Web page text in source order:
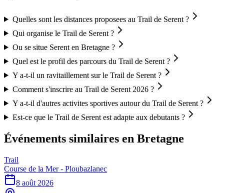
Quelles sont les distances proposees au Trail de Serent ?
Qui organise le Trail de Serent ?
Ou se situe Serent en Bretagne ?
Quel est le profil des parcours du Trail de Serent ?
Y a-t-il un ravitaillement sur le Trail de Serent ?
Comment s'inscrire au Trail de Serent 2026 ?
Y a-t-il d'autres activites sportives autour du Trail de Serent ?
Est-ce que le Trail de Serent est adapte aux debutants ?
Événements similaires en Bretagne
Trail
Course de la Mer - Ploubazlanec
8 août 2026